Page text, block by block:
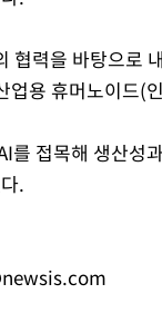
협력을 바탕으로
업용 휴머노이드(
를 접목해 생산성
.